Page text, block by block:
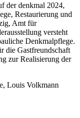
der denkmal 2024,
Restaurierung und
Amt für
versteht
Denkmalpflege.
die Gastfreundschaft
zur Realisierung der
Louis Volkmann